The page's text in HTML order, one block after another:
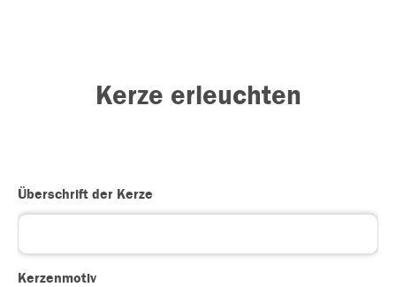
Kerze erleuchten
Überschrift der Kerze
Kerzenmotiv